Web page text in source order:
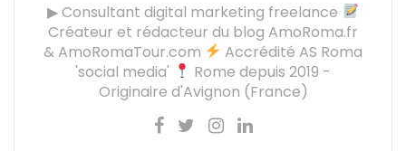
▶ Consultant digital marketing freelance
Créateur et rédacteur du blog AmoRoma.fr
& AmoRomaTour.com
Accrédité AS Roma
'social media'
Rome depuis 2019 -
Originaire d'Avignon (France)